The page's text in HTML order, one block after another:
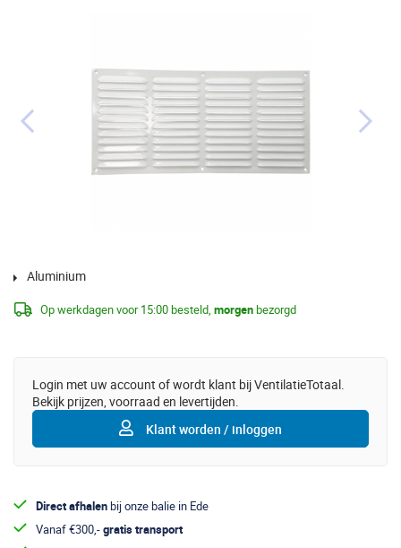
Op werkdagen voor 15:00 besteld, morgenbezorgd
Direct afhalenbij onze balie in Ede
Vanaf €300,-gratis transport
Aluminium
Login met uw account of wordt klant bij VentilatieTotaal.
Bekijk prijzen, voorraad en levertijden.
Klant worden / inloggen